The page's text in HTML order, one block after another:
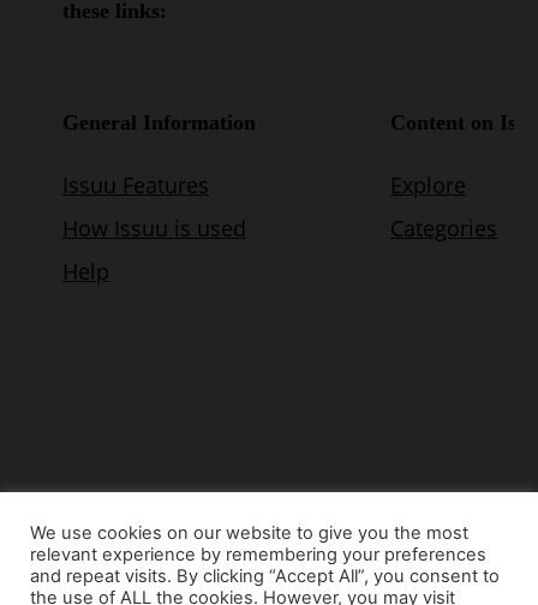
© Copyright 2015 - www.airnews.gr
We use cookies on our website to give you the most
relevant experience by remembering your preferences
and repeat visits. By clicking “Accept All”, you consent to
the use of ALL the cookies. However, you may visit